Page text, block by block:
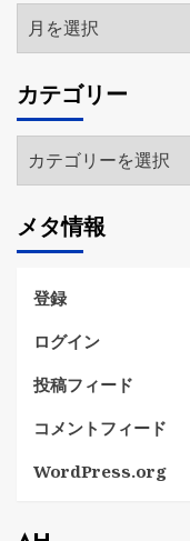
ア
ー
イ
ブ
カテゴリー
テ
リ
ー
メタ情報
登録
ログイン
投稿フィード
コメントフィード
WordPress.org